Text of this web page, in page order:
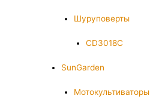
Шуруповерты
CD3018C
SunGarden
Мотокультиваторы